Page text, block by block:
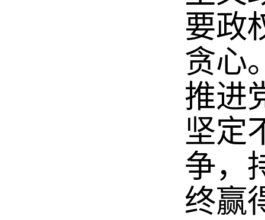
要政
贪心
推进
坚定
争，
终赢